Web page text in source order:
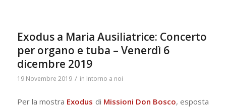
Exodus a Maria Ausiliatrice: Concerto
per organo e tuba – Venerdì 6
dicembre 2019
19 Novembre 2019 / in Intorno a noi
Per la mostra Exodus di Missioni Don Bosco, esposta